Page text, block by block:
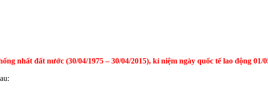
nhất đất nước (30/04/1975 – 30/04/2015), kỉ niệm ngày quốc tế lao động